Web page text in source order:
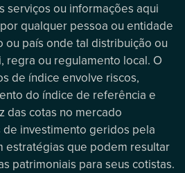
serviços ou informações aqui
qualquer pessoa ou entidade
ou país onde tal distribuição ou
regra ou regulamento local. O
de índice envolve riscos,
do índice de referência e
das cotas no mercado
de investimento geridos pela
estratégias que podem resultar
patrimoniais para seus cotistas.